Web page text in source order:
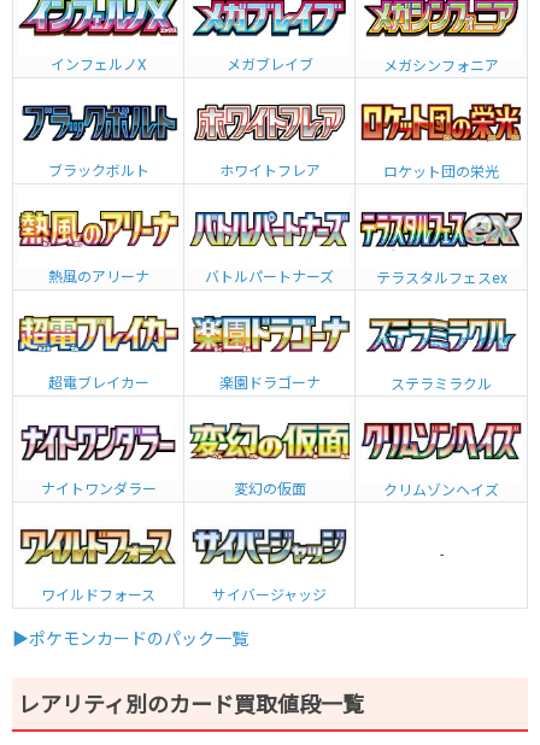
インフェルノX メガブレイブ メガシンフォニア
ブラックボルト ホワイトフレア ロケット団の栄光
熱風のアリーナ バトルパートナーズ テラスタルフェスex
超電ブレイカー 楽園ドラゴーナ ステラミラクル
ナイトワンダラー 変幻の仮面 クリムゾンヘイズ
ワイルドフォース サイバージャッジ
-
▶ポケモンカードのパック一覧
レアリティ別のカード買取値段一覧